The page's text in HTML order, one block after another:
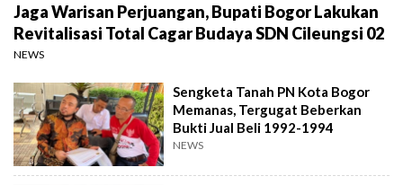
Jaga Warisan Perjuangan, Bupati Bogor Lakukan
Revitalisasi Total Cagar Budaya SDN Cileungsi 02
NEWS
Sengketa Tanah PN Kota Bogor
Memanas, Tergugat Beberkan
Bukti Jual Beli 1992-1994
NEWS